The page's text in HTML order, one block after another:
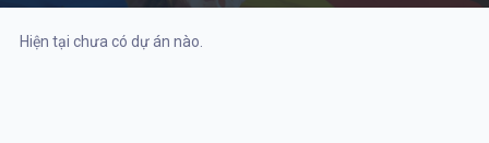
Hiện tại chưa có dự án nào.